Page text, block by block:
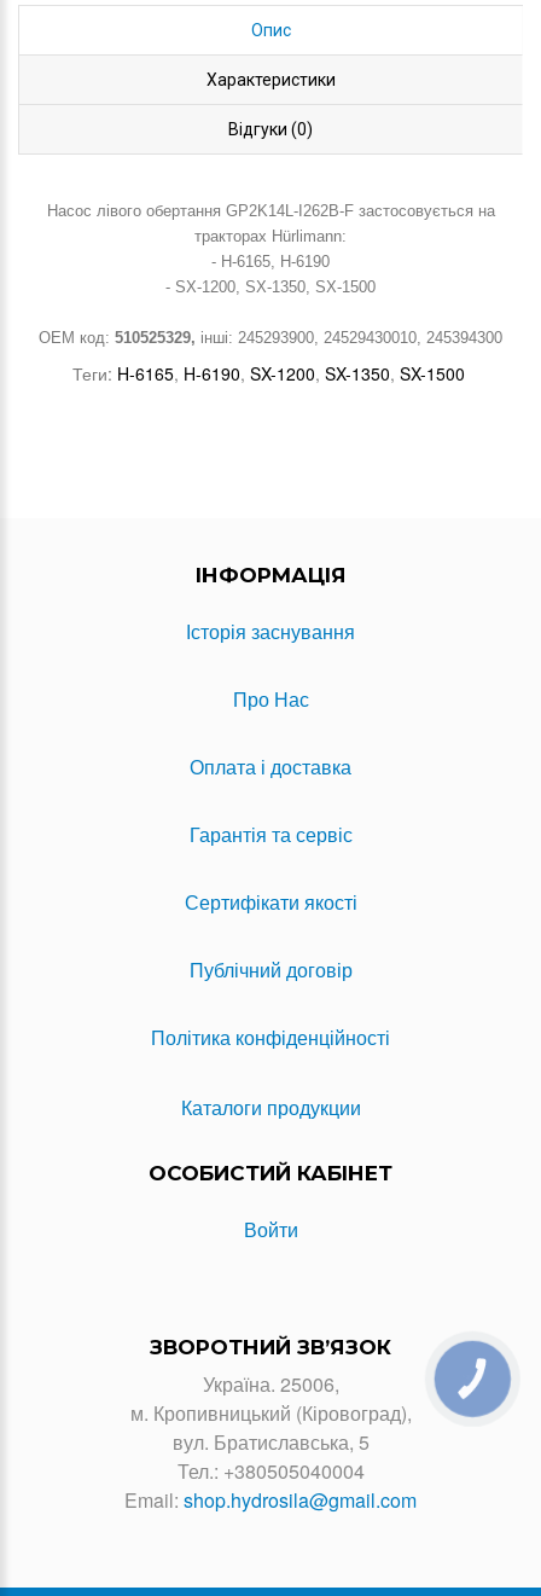
Опис
Характеристики
Відгуки (0)
Насос лівого обертання GP2K14L-I262B-F застосовується на
тракторах Hürlimann:
- H-6165, H-6190
- SX-1200, SX-1350, SX-1500
ОЕМ код: 510525329, інші: 245293900, 24529430010, 245394300
Теги: H-6165, H-6190, SX-1200, SX-1350, SX-1500
ІНФОРМАЦІЯ
Історія заснування
Про Нас
Оплата і доставка
Гарантія та сервіс
Сертифікати якості
Публічний договір
Політика конфіденційності
Каталоги продукции
ОСОБИСТИЙ КАБІНЕТ
Войти
ЗВОРОТНИЙ ЗВ’ЯЗОК
Україна. 25006,
м. Кропивницький (Кіровоград),
вул. Братиславська, 5
Тел.: +380505040004
Email: shop.hydrosila@gmail.com
КНОПКА
ЗВ'ЯЗКУ